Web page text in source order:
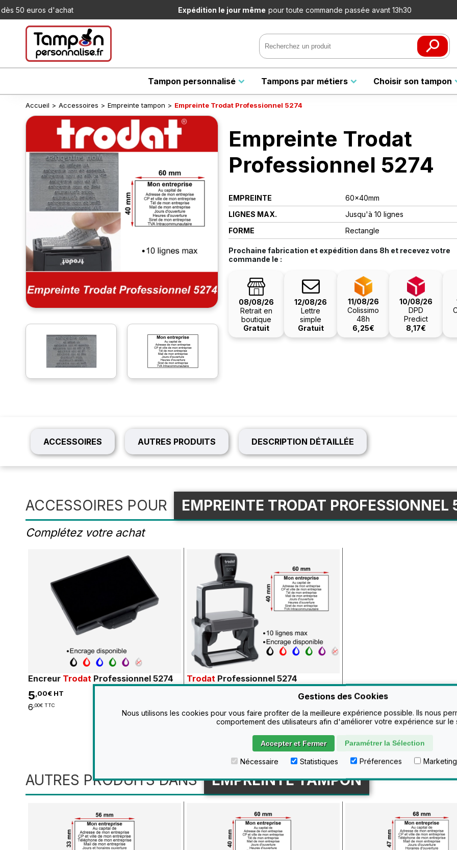
Expédition le jour même pour toute commande passée avant 13h30
Tampon personnalisé Tampons par métiers Choisir son tampon
Accueil > Accessoires > Empreinte tampon > Empreinte Trodat Professionnel 5274
Empreinte Trodat
Professionnel 5274
EMPREINTE
60x40mm
LIGNES MAX.
Jusqu'à 10 lignes
FORME
Rectangle
Prochaine fabrication et expédition dans 8h et recevez votre
commande le :
08/08/26
Retrait en
boutique
Gratuit
12/08/26
Lettre
simple
Gratuit
11/08/26
Colissimo
48h
6,25€
10/08/26
DPD
Predict
8,17€
ACCESSOIRES AUTRES PRODUITS DESCRIPTION DÉTAILLÉE
ACCESSOIRES POUR EMPREINTE TRODAT PROFESSIONNEL
Complétez votre achat
Encreur Trodat Professionnel 5274
5,00€ HT
6 ,00€ TTC
Trodat Professionnel 5274
Configurer
AUTRES PRODUITS DANS EMPREINTE TAMPON
Gestions des Cookies
Nous utilisons les cookies pour vous faire profiter de la meilleure expérience possible. Ils nous
comportement des utilisateurs afin d'améliorer votre expérience sur le
Accepter et Fermer Paramétrer la Sélection
Nécessaire Statistiques Préferences Marketing